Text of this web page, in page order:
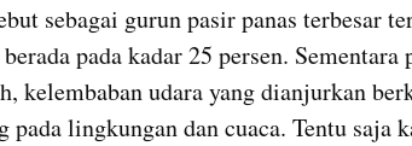
sebagai gurun pasir panas terbesar
pada kadar 25 persen. Sementara
kelembaban udara yang dianjurkan
pada lingkungan dan cuaca. Tentu saja